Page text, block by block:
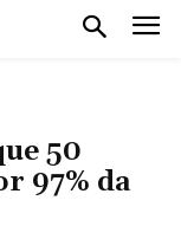
50
97% da